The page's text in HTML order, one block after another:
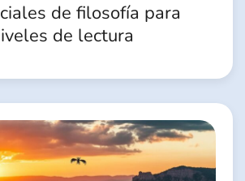
de filosofía para
de lectura